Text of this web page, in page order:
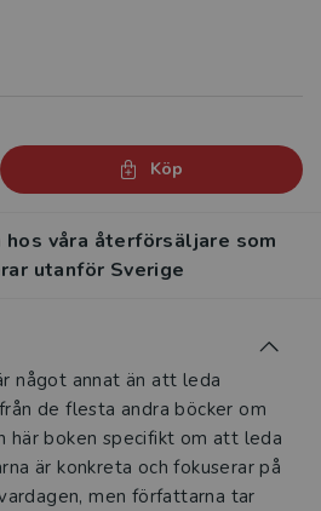
Köp
våra återförsäljare som
utanför Sverige
något annat än att leda
de flesta andra böcker om
här boken specifikt om att leda
är konkreta och fokuserar på
men författarna tar